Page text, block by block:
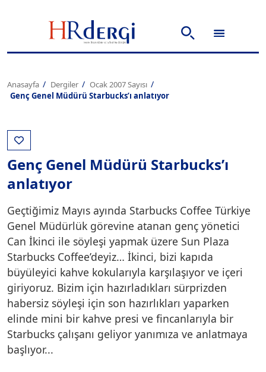
Anasayfa Dergiler
Ocak 2007 Sayısı
Genç Genel Müdürü Starbucks’ı anlatıyor
Genç Genel Müdürü Starbucks’ı
anlatıyor
Geçtiğimiz Mayıs ayında Starbucks Coffee Türkiye
Genel Müdürlük görevine atanan genç yönetici
Can İkinci ile söyleşi yapmak üzere Sun Plaza
Starbucks Coffee’deyiz… İkinci, bizi kapıda
büyüleyici kahve kokularıyla karşılaşıyor ve içeri
giriyoruz. Bizim için hazırladıkları sürprizden
habersiz söyleşi için son hazırlıkları yaparken
elinde mini bir kahve presi ve fincanlarıyla bir
Starbucks çalışanı geliyor yanımıza ve anlatmaya
başlıyor...